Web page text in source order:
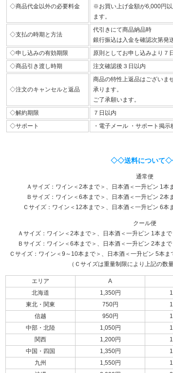
◇商品代金以外の必要料金
※お買い上げ金額が6,000円
ます。
◇支払の時期と方法
代引きにて商品納品時
銀行振込は入金を確認次第発
◇申し込みの有効期限
原則としてお申し込みより７
◇商品引き渡し時期
注文確認後３日以内
◇注文のキャンセルと返品
商品の特性上返品はございま
承ります。
ご了承願います。
◇解約期限
７日以内
◇サポート
・電子メール ・サポート掲示
◇◇送料について
通常便
Ａサイズ：ワイン＜2本まで＞、日本酒＜一升ビン 1
Ｂサイズ：ワイン＜6本まで＞、日本酒＜一升ビン 2
Ｃサイズ：ワイン＜12本まで＞、日本酒＜一升ビン 6
クール便
Ａサイズ：ワイン＜2本まで＞、日本酒＜一升ビン 1本ま
Ｂサイズ：ワイン＜6本まで＞、日本酒＜一升ビン 2本ま
Ｃサイズ：ワイン＜9～10本まで＞、日本酒＜一升ビン 5本
（Ｃサイズは重量制限により上記の数
エリア A
北海道
1,350円
東北・関東
750円
信越
950円
中部・北陸
1,050円
関西
1,200円
中国・四国
1,350円
九州
1,550円